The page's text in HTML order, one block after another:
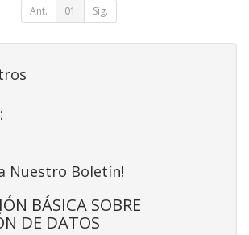
Ant. 01 Sig.
Nuestro Boletín!
BÁSICA SOBRE
DE DATOS